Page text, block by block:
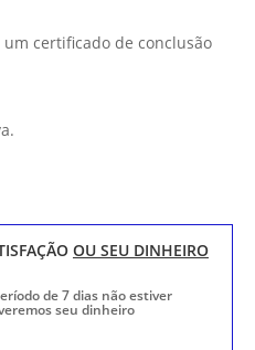
certificado de conclusão
OU SEU DINHEIRO
de 7 dias não estiver
seu dinheiro